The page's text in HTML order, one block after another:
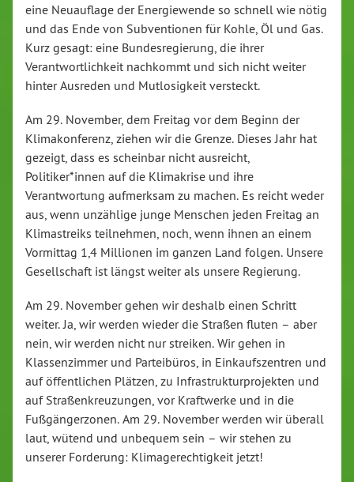
eine Neuauflage der Energiewende so schnell wie nötig
und das Ende von Subventionen für Kohle, Öl und Gas.
Kurz gesagt: eine Bundesregierung, die ihrer
Verantwortlichkeit nachkommt und sich nicht weiter
hinter Ausreden und Mutlosigkeit versteckt.
Am 29. November, dem Freitag vor dem Beginn der
Klimakonferenz, ziehen wir die Grenze. Dieses Jahr hat
gezeigt, dass es scheinbar nicht ausreicht,
Politiker*innen auf die Klimakrise und ihre
Verantwortung aufmerksam zu machen. Es reicht weder
aus, wenn unzählige junge Menschen jeden Freitag an
Klimastreiks teilnehmen, noch, wenn ihnen an einem
Vormittag 1,4 Millionen im ganzen Land folgen. Unsere
Gesellschaft ist längst weiter als unsere Regierung.
Am 29. November gehen wir deshalb einen Schritt
weiter. Ja, wir werden wieder die Straßen fluten – aber
nein, wir werden nicht nur streiken. Wir gehen in
Klassenzimmer und Parteibüros, in Einkaufszentren und
auf öffentlichen Plätzen, zu Infrastrukturprojekten und
auf Straßenkreuzungen, vor Kraftwerke und in die
Fußgängerzonen. Am 29. November werden wir überall
laut, wütend und unbequem sein – wir stehen zu
unserer Forderung: Klimagerechtigkeit jetzt!